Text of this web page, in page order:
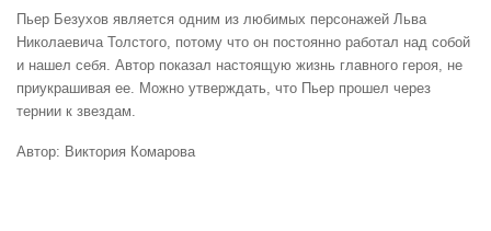
Пьер Безухов является одним из любимых персонажей Льва
Николаевича Толстого, потому что он постоянно работал над собой
и нашел себя. Автор показал настоящую жизнь главного героя, не
приукрашивая ее. Можно утверждать, что Пьер прошел через
тернии к звездам.
Автор: Виктория Комарова